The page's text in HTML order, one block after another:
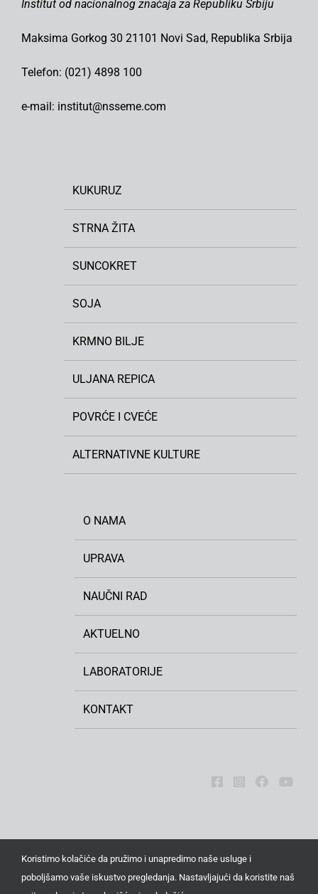
Institut od nacionalnog značaja za Republiku Srbiju
Maksima Gorkog 30 21101 Novi Sad, Republika Srbija
Telefon: (021) 4898 100
e-mail: institut@nsseme.com
KUKURUZ
STRNA ŽITA
SUNCOKRET
SOJA
KRMNO BILJE
ULJANA REPICA
POVRĆE I CVEĆE
ALTERNATIVNE KULTURE
O NAMA
UPRAVA
NAUČNI RAD
AKTUELNO
LABORATORIJE
KONTAKT
Sva prava zadržana © 2026. Institut za ratarstvo i
Koristimo kolačiće da pružimo i unapredimo naše usluge i
poboljšamo vaše iskustvo pregledanja. Nastavljajući da koristite naš